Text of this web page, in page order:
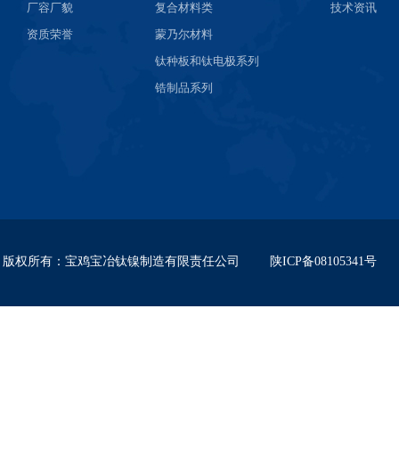
厂容厂貌
资质荣誉
复合材料类
蒙乃尔材料
钛种板和钛电极系列
锆制品系列
技术资讯
版权所有： 宝鸡宝冶钛镍制造有限责任公司 陕ICP备08105341号